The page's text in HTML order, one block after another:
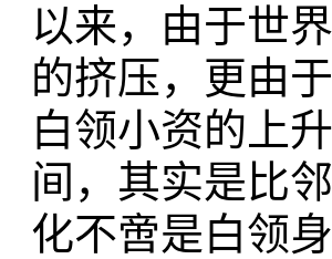
以来，由于世
的挤压，更由
白领小资的上
间，其实是比
化不啻是白领